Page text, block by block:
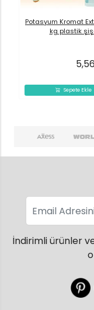
Sepete Ekle
Potasyum Kromat
kg plastik
İndirimli ürünler